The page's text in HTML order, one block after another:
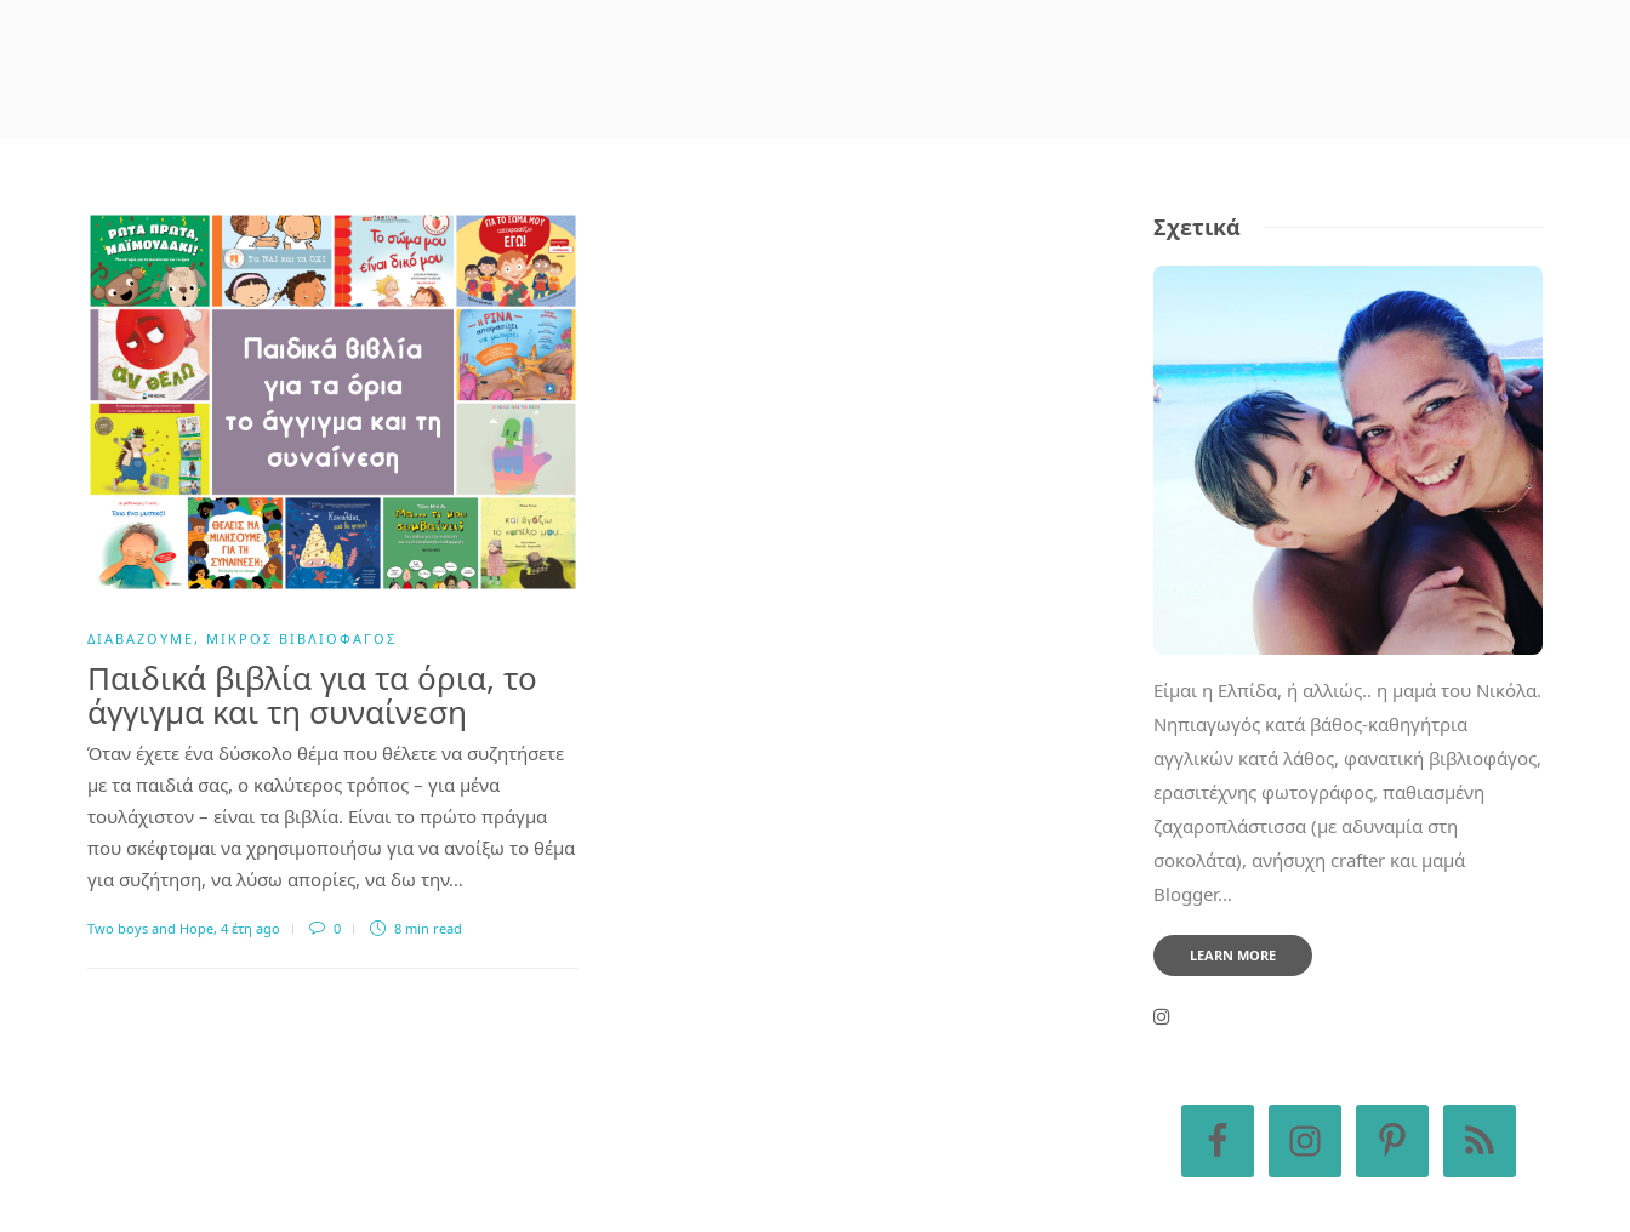
ΔΙΑΒΆΖΟΥΜΕ , ΜΙΚΡΌΣ ΒΙΒΛΙΟΦΆΓΟΣ
Παιδικά βιβλία για τα όρια, το
άγγιγμα και τη συναίνεση
Όταν έχετε ένα δύσκολο θέμα που θέλετε να συζητήσετε
με τα παιδιά σας, ο καλύτερος τρόπος – για μένα
τουλάχιστον – είναι τα βιβλία. Είναι το πρώτο πράγμα
που σκέφτομαι να χρησιμοποιήσω για να ανοίξω το θέμα
για συζήτηση, να λύσω απορίες, να δω την…
Two boys and Hope, 4 έτη ago 0 8 min read
Σχετικά
Είμαι η Ελπίδα, ή αλλιώς.. η μαμά του Νικόλα.
Νηπιαγωγός κατά βάθος-καθηγήτρια
αγγλικών κατά λάθος, φανατική βιβλιοφάγος,
ερασιτέχνης φωτογράφος, παθιασμένη
ζαχαροπλάστισσα (με αδυναμία στη
σοκολάτα), ανήσυχη crafter και μαμά
Blogger...
LEARN MORE